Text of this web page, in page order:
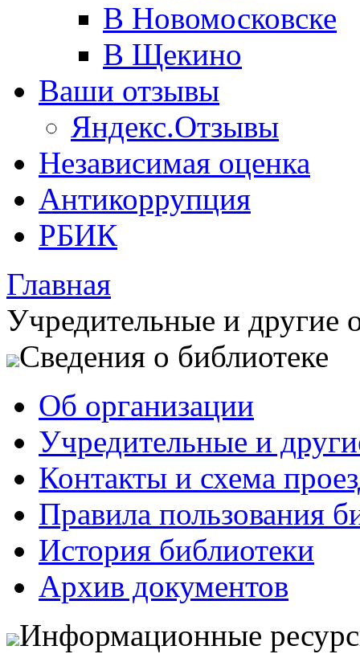
В Новомосковске
В Щекино
Ваши отзывы
Яндекс.Отзывы
Независимая оценка
Антикоррупция
РБИК
Главная
Учредительные и
Сведения о библиотеке
Об организации
Учредительные и
Контакты и схема
Правила пользования
История библиотеки
Архив документов
Информационные